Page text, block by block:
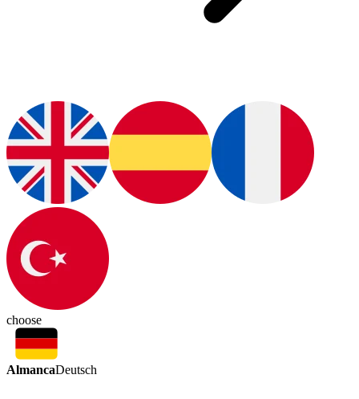
choose
AlmancaDeutsch